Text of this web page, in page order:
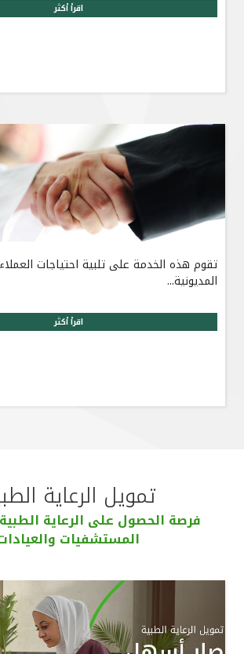
اقرأ أكثر
تقوم هذه الخدمة على تلبية احتياجات
المديونية...
اقرأ أكثر
تمويل الرعاية
فرصة الحصول على الرعاية
المستشفيات